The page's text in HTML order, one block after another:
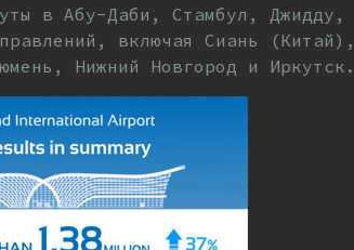
в Абу-Даби, Стамбул,
включая Сиань
Нижний Новгород и